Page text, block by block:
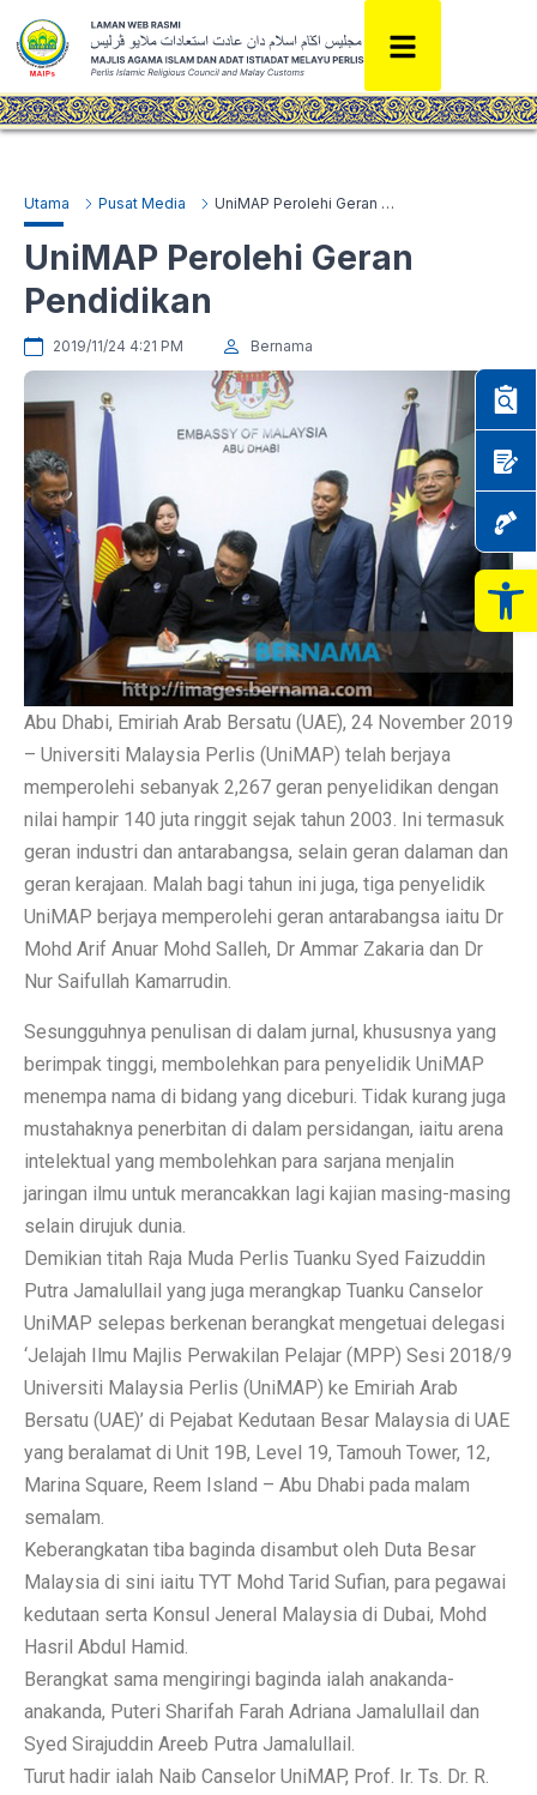
Utama Pusat Media UniMAP Perolehi Geran Pendidikan
UniMAP Perolehi Geran
Pendidikan
2019/11/24 4:21 PM Bernama
Abu Dhabi, Emiriah Arab Bersatu (UAE), 24 November 2019
– Universiti Malaysia Perlis (UniMAP) telah berjaya
memperolehi sebanyak 2,267 geran penyelidikan dengan
nilai hampir 140 juta ringgit sejak tahun 2003. Ini termasuk
geran industri dan antarabangsa, selain geran dalaman dan
geran kerajaan. Malah bagi tahun ini juga, tiga penyelidik
UniMAP berjaya memperolehi geran antarabangsa iaitu Dr
Mohd Arif Anuar Mohd Salleh, Dr Ammar Zakaria dan Dr
Nur Saifullah Kamarrudin.
Sesungguhnya penulisan di dalam jurnal, khususnya yang
berimpak tinggi, membolehkan para penyelidik UniMAP
menempa nama di bidang yang diceburi. Tidak kurang juga
mustahaknya penerbitan di dalam persidangan, iaitu arena
intelektual yang membolehkan para sarjana menjalin
jaringan ilmu untuk merancakkan lagi kajian masing-masing
selain dirujuk dunia.
Demikian titah Raja Muda Perlis Tuanku Syed Faizuddin
Putra Jamalullail yang juga merangkap Tuanku Canselor
UniMAP selepas berkenan berangkat mengetuai delegasi
‘Jelajah Ilmu Majlis Perwakilan Pelajar (MPP) Sesi 2018/9
Universiti Malaysia Perlis (UniMAP) ke Emiriah Arab
Bersatu (UAE)’ di Pejabat Kedutaan Besar Malaysia di UAE
yang beralamat di Unit 19B, Level 19, Tamouh Tower, 12,
Marina Square, Reem Island – Abu Dhabi pada malam
semalam.
Keberangkatan tiba baginda disambut oleh Duta Besar
Malaysia di sini iaitu TYT Mohd Tarid Sufian, para pegawai
kedutaan serta Konsul Jeneral Malaysia di Dubai, Mohd
Hasril Abdul Hamid.
Berangkat sama mengiringi baginda ialah anakanda-
anakanda, Puteri Sharifah Farah Adriana Jamalullail dan
Syed Sirajuddin Areeb Putra Jamalullail.
Turut hadir ialah Naib Canselor UniMAP, Prof. Ir. Ts. Dr. R.